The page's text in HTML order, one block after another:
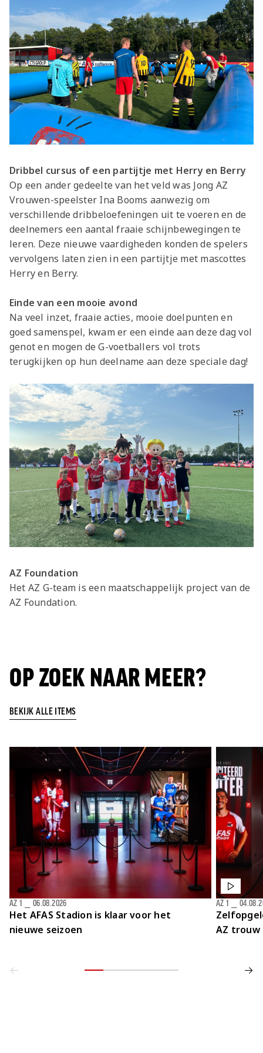
Dribbel cursus of een partijtje met Herry en Berry
Op een ander gedeelte van het veld was Jong AZ
Vrouwen-speelster Ina Booms aanwezig om
verschillende dribbeloefeningen uit te voeren en de
deelnemers een aantal fraaie schijnbewegingen te
leren. Deze nieuwe vaardigheden konden de spelers
vervolgens laten zien in een partijtje met mascottes
Herry en Berry.
Einde van een mooie avond
Na veel inzet, fraaie acties, mooie doelpunten en
goed samenspel, kwam er een einde aan deze dag vol
genot en mogen de G-voetballers vol trots
terugkijken op hun deelname aan deze speciale dag!
AZ Foundation
Het AZ G-team is een maatschappelijk project van de
AZ Foundation.
OP ZOEK NAAR MEER?
BEKIJK ALLE ITEMS
Het AFAS Stadion is klaar voor het
nieuwe seizoen
AZ 1 06.08.2026
AZ trouw
AZ 1